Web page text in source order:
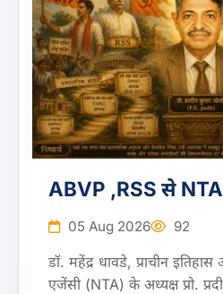
ABVP ,RSS से
05 Aug 2026 92
डॉ. महेंद्र धावडे, प्राचीन
एजेंसी (NTA) के अध्यक्ष प्रो.